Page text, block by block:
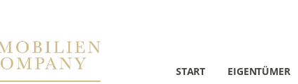
START EIGENTÜMER